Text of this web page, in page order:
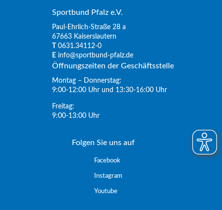
Sportbund Pfalz e.V.
Paul-Ehrlich-Straße 28 a
67663 Kaiserslautern
0631.34112-0
E info@sportbund-pfalz.de
Öffnungszeiten der Geschäftsstelle
Montag – Donnerstag:
9:00-12:00 Uhr und 13:30-16:00 Uhr
Freitag:
9:00-13:00 Uhr
Folgen Sie uns auf
Facebook
Instagram
Youtube